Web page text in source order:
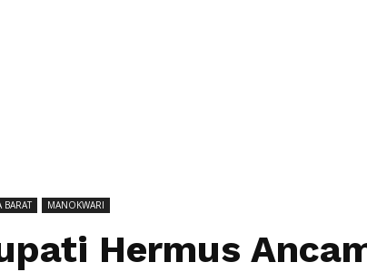
BARAT MANOKWARI
Hermus